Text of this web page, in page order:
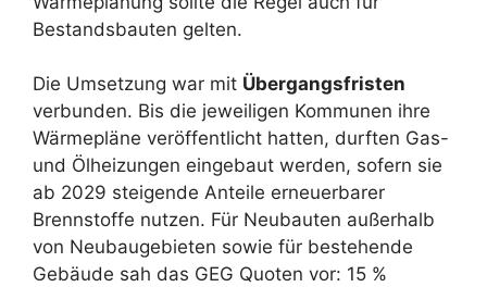
Bestandsbauten gelten.
Die Umsetzung war mit Übergangsfristen
verbunden. Bis die jeweiligen Kommunen ihre
Wärmepläne veröffentlicht hatten, durften Gas-
und Ölheizungen eingebaut werden, sofern sie
ab 2029 steigende Anteile erneuerbarer
Brennstoffe nutzen. Für Neubauten außerhalb
von Neubaugebieten sowie für bestehende
Gebäude sah das GEG Quoten vor: 15 %